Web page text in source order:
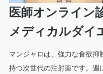
医師オンライン
メディカルダイ
マンジャロは、強力な食欲
持つ次世代の注射薬です。週